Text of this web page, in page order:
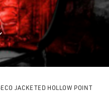
JACKETED HOLLOW POINT